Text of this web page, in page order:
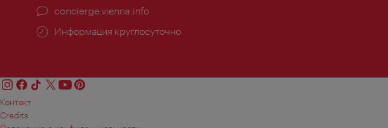
concierge.vienna.info
Информация круглосуточно
Контакт
Credits